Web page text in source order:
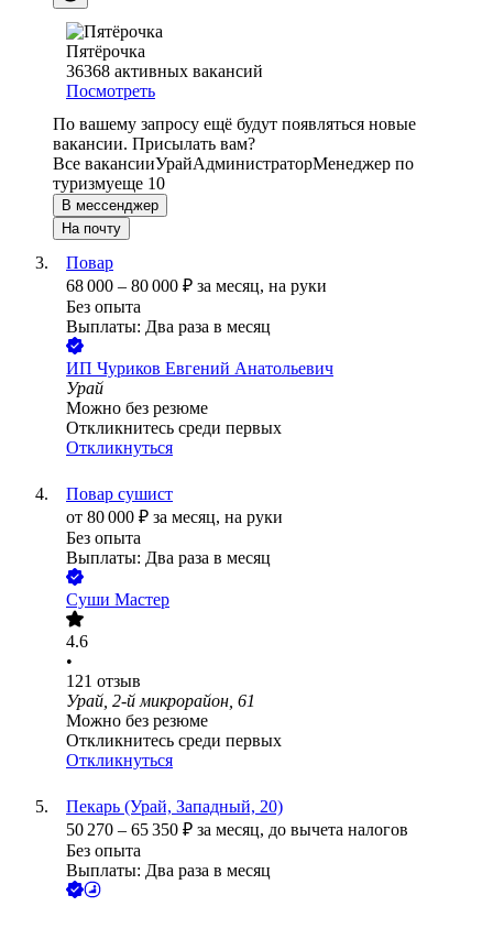
Пятёрочка
36368 активных вакансий
Посмотреть
По вашему запросу ещё будут появляться новые
вакансии. Присылать вам?
Все вакансииУрайАдминистраторМенеджер по
туризмуеще 10
В мессенджер
На почту
Повар
68 000 – 80 000 ₽ за месяц, на руки
Без опыта
Выплаты: Два раза в месяц
ИП Чуриков Евгений Анатольевич
Урай
Можно без резюме
Откликнитесь среди первых
Откликнуться
Повар сушист
от 80 000 ₽ за месяц, на руки
Без опыта
Выплаты: Два раза в месяц
Суши Мастер
4.6
•
121 отзыв
Урай, 2-й микрорайон, 61
Можно без резюме
Откликнитесь среди первых
Откликнуться
Пекарь (Урай, Западный, 20)
50 270 – 65 350 ₽ за месяц, до вычета налогов
Без опыта
Выплаты: Два раза в месяц